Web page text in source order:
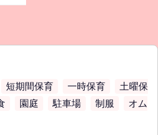
短期間保育 一時保育
土曜保
園庭 駐車場 制服
オム